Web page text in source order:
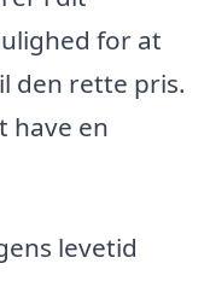
for at
den rette pris.
have en
levetid